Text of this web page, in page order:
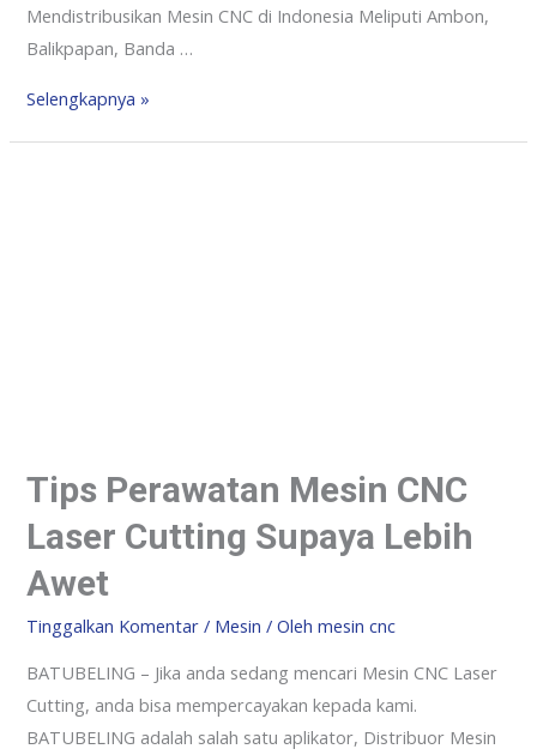
Mendistribusikan Mesin CNC di Indonesia Meliputi Ambon,
Balikpapan, Banda …
Selengkapnya »
Tips Perawatan Mesin CNC
Laser Cutting Supaya Lebih
Awet
Tinggalkan Komentar / Mesin / Olehmesin cnc
BATUBELING – Jika anda sedang mencari Mesin CNC Laser
Cutting, anda bisa mempercayakan kepada kami.
BATUBELING adalah salah satu aplikator, Distribuor Mesin